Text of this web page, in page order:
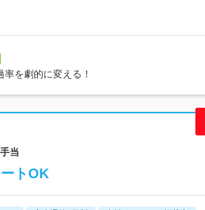
を劇的に変える！
当
トOK